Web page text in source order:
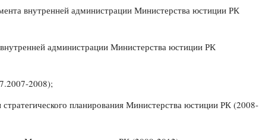
внутренней администрации Министерства юстиции РК
администрации Министерства юстиции РК
2008);
планирования Министерства юстиции РК (2008-